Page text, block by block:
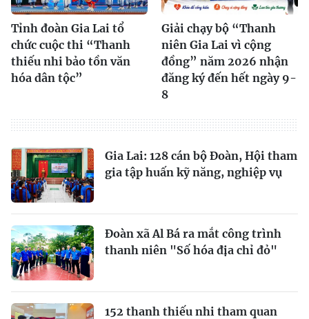
Tỉnh đoàn Gia Lai tổ
chức cuộc thi “Thanh
thiếu nhi bảo tồn văn
hóa dân tộc”
Giải chạy bộ “Thanh
niên Gia Lai vì cộng
đồng” năm 2026 nhận
đăng ký đến hết ngày 9-
8
Gia Lai: 128 cán bộ Đoàn, Hội tham
gia tập huấn kỹ năng, nghiệp vụ
Đoàn xã Al Bá ra mắt công trình
thanh niên "Số hóa địa chỉ đỏ"
152 thanh thiếu nhi tham quan